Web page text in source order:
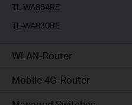
TL-WA854RE
TL-WA830RE
WLAN-Router
Mobile 4G-Router